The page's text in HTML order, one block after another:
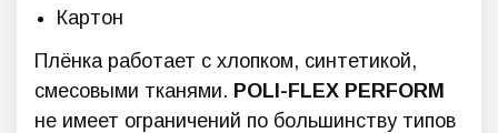
Картон
Плёнка работает с хлопком, синтетикой,
смесовыми тканями. POLI-FLEX PERFORM
не имеет ограничений по большинству типов